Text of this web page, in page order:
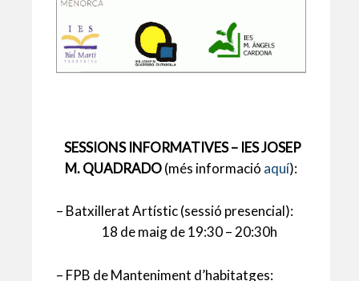
SESSIONS INFORMATIVES – IES JOSEP
M. QUADRADO(més informació aquí):
– Batxillerat Artístic (sessió presencial):
18 de maig de 19:30 – 20:30h
– FPB de Manteniment d’habitatges: